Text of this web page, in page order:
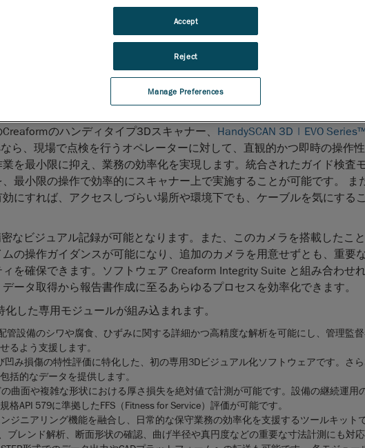
自動およびポータブル3D測定ソリューション
は、本日、石油・ガス、電力、航空宇
運輸といった様々な業界の非破壊試験（NDT）プロセスを改善す
う設計された包括的ソフトウェアプラットフォーム、
しい表面損傷評価ソリューションは、直観的で洗練されたインターフェ
て、これまでにないカスタマイズ性・迅速性・明瞭性を実現します。こ
高水準の信頼性を得て意思決定を行えるようになります。
のハンディタイプ3Dスキャナー、 HandySCAN 3D | EVO
ら、現場で点検を行うオペレーターに対して、直観的かつ即時の操作
を最小限に抑え、業務の効率化を実現します。統合されたガイド検査
最小限の操作で効率的にスキャナー上で実施することが可能です。 ま
にすれば、アクセスしづらい場所や環境下でも、ケーブルを気にする
なビジュアル記録が可能となります。また、このカメラを搭載したこと
の操作ガイダンスが可能になり、追加のカメラを用意せずとも、重要
を確保できます。ソフトウェア Creaform Integrity Suite と組み合わせ
ータ取得から報告書作成に至るあらゆるプロセスを効率化できます。
した専用モジュールが組み込まれます。
管設備のシワや腐食、ひずみに関する詳細かつ高精度な解析を可能にし、管理監
るよう支援します。
み損傷の特性評価に特化した、初の専用3Dビジュアル化ソフトウェアです。さ
括的なデータを提供します。
曲面や複雑な形状における厚さ損失を絶対値で計測が可能です。設備の継続運用
API 579に準拠したFFS（Fitness for Service）評価が可能です。
ジニアリング機能を融合し、日常的な保守業務の効率化を支援するツールキット
ブレンド解析、断面形状の確認、曲げ半径や真円度などの重要な寸法計測にも対
Manage Preferences
Reject
Accept